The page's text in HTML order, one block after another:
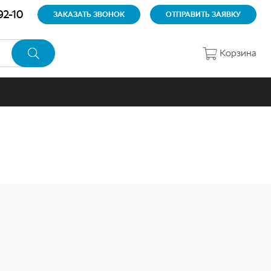
10 ЗАКАЗАТЬ ЗВОНОК ОТПРАВИТЬ ЗАЯВКУ
Корзина